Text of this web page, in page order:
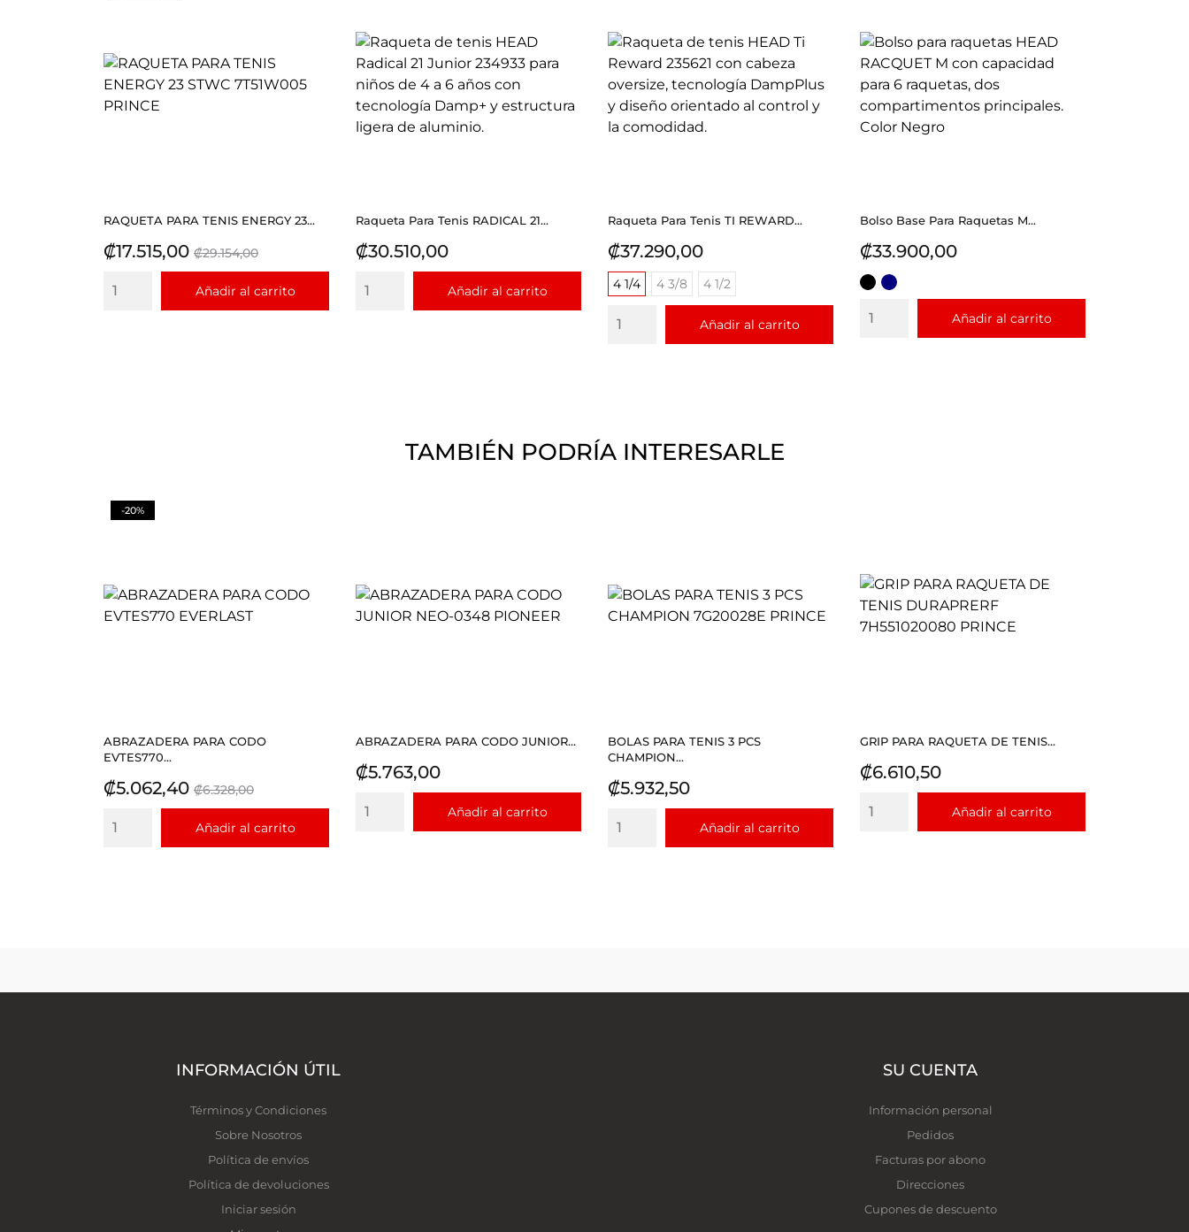
RAQUETA PARA TENIS ENERGY 23...
Precio
₡17.515,00 Precio
base
₡29.154,00
Añadir al carrito
Raqueta Para Tenis RADICAL 21...
Precio
₡30.510,00
Añadir al carrito
Raqueta Para Tenis TI REWARD...
Precio
₡37.290,00
4 1/4 4 3/8 4 1/2
Añadir al carrito
Bolso Base Para Raquetas M...
Precio
₡33.900,00
NEGRO
AZUL
Añadir al carrito
TAMBIÉN PODRÍA INTERESARLE
ABRAZADERA PARA CODO
EVTES770...
Precio
₡5.062,40 Precio
base
₡6.328,00
Añadir al carrito
-20%
ABRAZADERA PARA CODO JUNIOR...
Precio
₡5.763,00
Añadir al carrito
BOLAS PARA TENIS 3 PCS
CHAMPION...
Precio
₡5.932,50
Añadir al carrito
GRIP PARA RAQUETA DE TENIS...
Precio
₡6.610,50
Añadir al carrito
INFORMACIÓN ÚTIL
Términos y Condiciones
Sobre Nosotros
Política de envíos
Política de devoluciones
Iniciar sesión
SU CUENTA
Información personal
Pedidos
Facturas por abono
Direcciones
Cupones de descuento